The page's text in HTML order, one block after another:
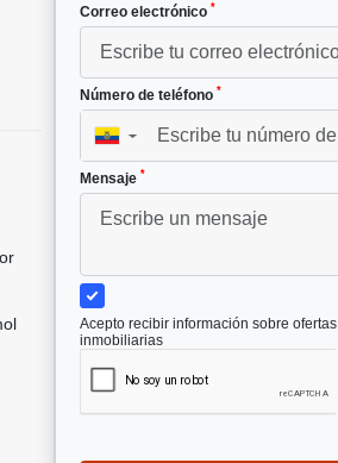
Correo electrónico *
Número de teléfono *
▼
Mensaje *
Acepto recibir información sobre ofertas
inmobiliarias